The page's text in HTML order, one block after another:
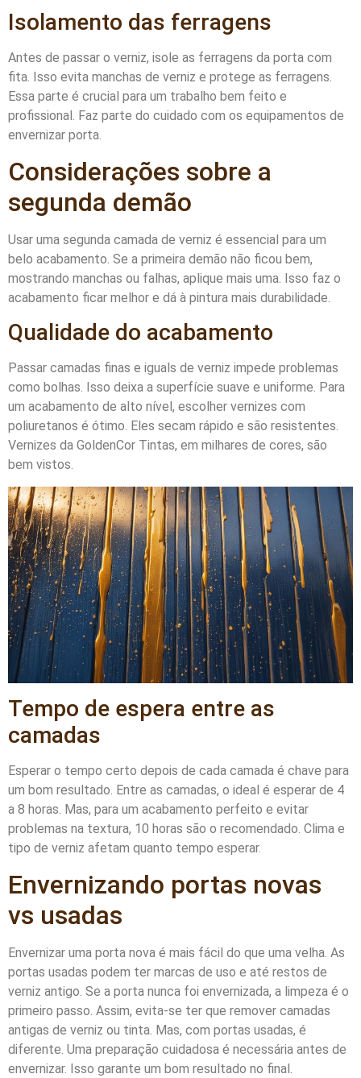
Isolamento das ferragens
Antes de passar o verniz, isole as ferragens da porta com
fita. Isso evita manchas de verniz e protege as ferragens.
Essa parte é crucial para um trabalho bem feito e
profissional. Faz parte do cuidado com os equipamentos de
envernizar porta.
Considerações sobre a
segunda demão
Usar uma segunda camada de verniz é essencial para um
belo acabamento. Se a primeira demão não ficou bem,
mostrando manchas ou falhas, aplique mais uma. Isso faz o
acabamento ficar melhor e dá à pintura mais durabilidade.
Qualidade do acabamento
Passar camadas finas e iguals de verniz impede problemas
como bolhas. Isso deixa a superfície suave e uniforme. Para
um acabamento de alto nível, escolher vernizes com
poliuretanos é ótimo. Eles secam rápido e são resistentes.
Vernizes da GoldenCor Tintas, em milhares de cores, são
bem vistos.
Tempo de espera entre as
camadas
Esperar o tempo certo depois de cada camada é chave para
um bom resultado. Entre as camadas, o ideal é esperar de 4
a 8 horas. Mas, para um acabamento perfeito e evitar
problemas na textura, 10 horas são o recomendado. Clima e
tipo de verniz afetam quanto tempo esperar.
Envernizando portas novas
vs usadas
Envernizar uma porta nova é mais fácil do que uma velha. As
portas usadas podem ter marcas de uso e até restos de
verniz antigo. Se a porta nunca foi envernizada, a limpeza é o
primeiro passo. Assim, evita-se ter que remover camadas
antigas de verniz ou tinta. Mas, com portas usadas, é
diferente. Uma preparação cuidadosa é necessária antes de
envernizar. Isso garante um bom resultado no final.